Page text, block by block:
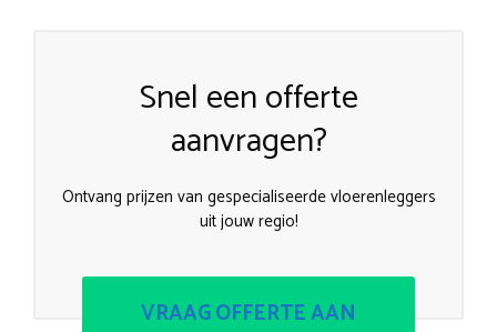
Snel een offerte
aanvragen?
Ontvang prijzen van gespecialiseerde vloerenleggers
uit jouw regio!
VRAAG OFFERTE AAN